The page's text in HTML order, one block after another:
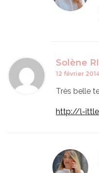
Solène
12 février
Très belle
http://l-